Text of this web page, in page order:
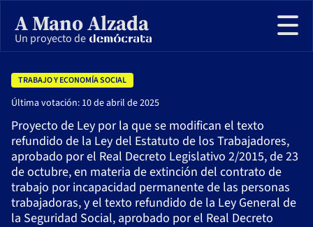
A Mano Alzada
Un proyecto de
Todas las votaciones
Sobre el proyecto
TRABAJO Y ECONOMÍA SOCIAL
Última votación: 10 de abril de 2025
Proyecto de Ley por la que se modifican el texto
refundido de la Ley del Estatuto de los Trabajadores,
aprobado por el Real Decreto Legislativo 2/2015, de 23
de octubre, en materia de extinción del contrato de
trabajo por incapacidad permanente de las personas
trabajadoras, y el texto refundido de la Ley General de
la Seguridad Social, aprobado por el Real Decreto